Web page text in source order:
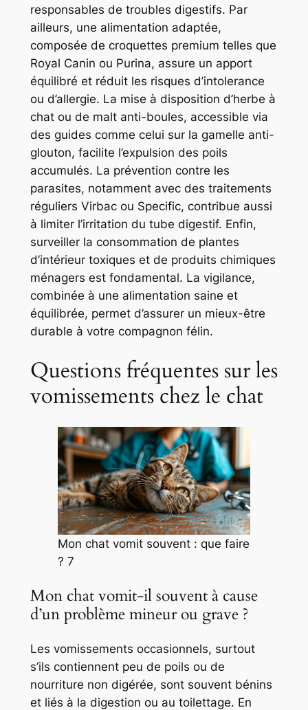
responsables de troubles digestifs. Par
ailleurs, une alimentation adaptée,
composée de croquettes premium telles que
Royal Canin ou Purina, assure un apport
équilibré et réduit les risques d’intolerance
ou d’allergie. La mise à disposition d’herbe à
chat ou de malt anti-boules, accessible via
des guides comme celui sur la gamelle anti-
glouton, facilite l’expulsion des poils
accumulés. La prévention contre les
parasites, notamment avec des traitements
réguliers Virbac ou Specific, contribue aussi
à limiter l’irritation du tube digestif. Enfin,
surveiller la consommation de plantes
d’intérieur toxiques et de produits chimiques
ménagers est fondamental. La vigilance,
combinée à une alimentation saine et
équilibrée, permet d’assurer un mieux-être
durable à votre compagnon félin.
Questions fréquentes sur les
vomissements chez le chat
Mon chat vomit souvent : que faire
? 7
Mon chat vomit-il souvent à cause
d’un problème mineur ou grave ?
Les vomissements occasionnels, surtout
s’ils contiennent peu de poils ou de
nourriture non digérée, sont souvent bénins
et liés à la digestion ou au toilettage. En